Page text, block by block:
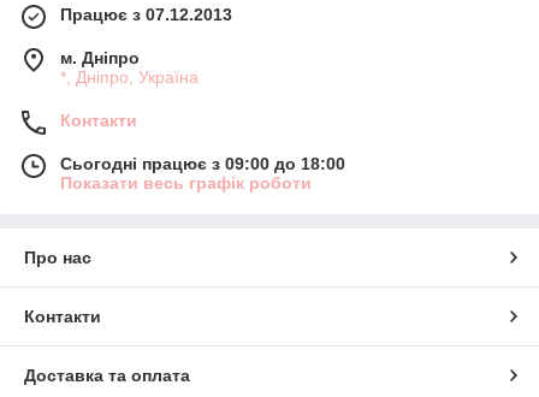
Працює з 07.12.2013
м. Дніпро
*, Дніпро, Україна
Контакти
Сьогодні працює з 09:00 до 18:00
Показати весь графік роботи
Про нас
Контакти
Доставка та оплата